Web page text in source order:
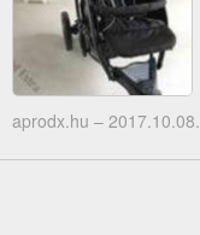
aprodx.hu – 2017.10.08.